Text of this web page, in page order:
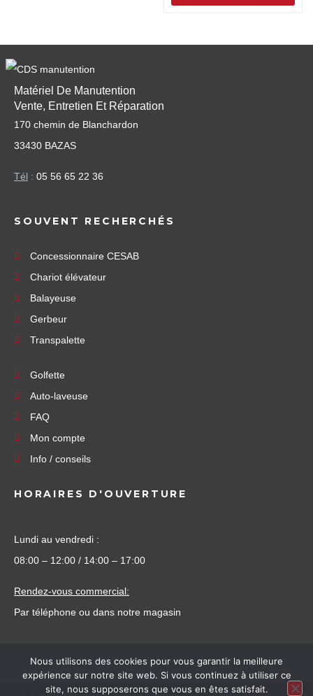
Matériel De Manutention
Vente, Entretien Et Réparation
170 chemin de Blanchardon
33430 BAZAS
Tél : 05 56 65 22 36
SOUVENT RECHERCHÉS
Concessionnaire CESAB
Chariot élévateur
Balayeuse
Gerbeur
Transpalette
Golfette
Auto-laveuse
FAQ
Mon compte
Info / conseils
HORAIRES D'OUVERTURE
Lundi au vendredi :
08:00 – 12:00 / 14:00 – 17:00
Rendez-vous commercial:
Par téléphone ou dans notre magasin
Nous utilisons des cookies pour vous garantir la meilleure
expérience sur notre site web. Si vous continuez à utiliser ce
site, nous supposerons que vous en êtes satisfait.